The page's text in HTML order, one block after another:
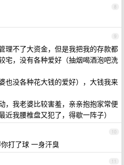
8
9
理不了大资金，但是我把我的存款都
宅，没有各种爱好（抽烟喝酒泡吧洗
也没各种花大钱的爱好），大钱我来
，我老婆比较害羞，亲亲抱抱家常便
我腰椎盘又犯了，得歇一阵子）
10
打了球 一身汗臭
11